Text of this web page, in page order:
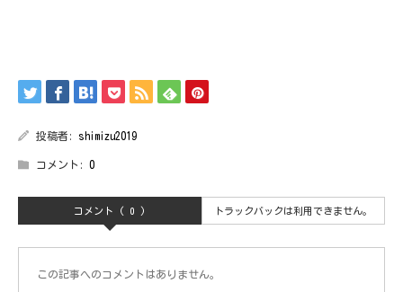
投稿者: shimizu2019
コメント: 0
コメント ( 0 ) トラックバックは利用できません。
この記事へのコメントはありません。